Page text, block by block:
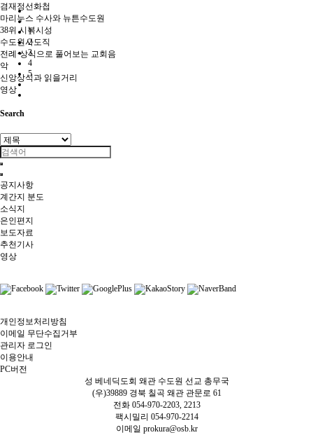
겸재정선화첩
마리누스 수사와 뉴튼수도원
38위 시복시성
수도원사도직
전례·상식으로 풀어보는 교회음
악
신앙상식과 읽을거리
영상
1
2
3
4
5
Search
공지사항
계간지 분도
소식지
은인편지
보도자료
추천기사
영상
개인정보처리방침
이메일 무단수집거부
관리자 로그인
이용안내
PC버전
성 베네딕도회 왜관 수도원 선교 총무국
(우)39889 경북 칠곡 왜관 관문로 61
전화 054-970-2203, 2213
팩시밀리 054-970-2214
이메일 prokura@osb.kr